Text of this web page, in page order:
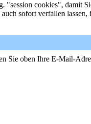
"session cookies", damit
sofort verfallen lassen,
Sie oben Ihre E-Mail-